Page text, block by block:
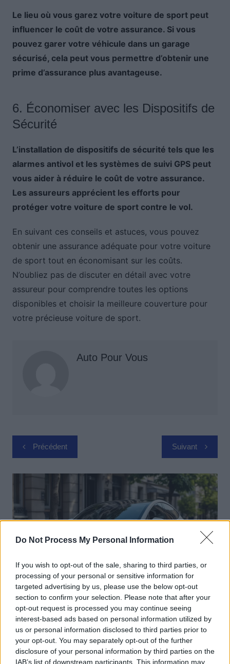
Do Not Process My Personal Information
If you wish to opt-out of the sale, sharing to third parties, or
processing of your personal or sensitive information for
targeted advertising by us, please use the below opt-out
section to confirm your selection. Please note that after your
opt-out request is processed you may continue seeing
interest-based ads based on personal information utilized by
us or personal information disclosed to third parties prior to
your opt-out. You may separately opt-out of the further
disclosure of your personal information by third parties on the
IAB’s list of downstream participants. This information may
Le lieu où vous garez votre voiture de sport peut
influencer le coût de votre assurance. Si vous
pouvez garer votre véhicule dans un garage
sécurisé, cela peut vous permettre d’obtenir une
prime d’assurance plus avantageuse.
6. Économiser avec les Dispositifs de
Sécurité
L’installation de dispositifs de sécurité tels que les
alarmes antivol et les systèmes de suivi GPS peut
vous aider à réduire le coût de votre assurance.
Les assureurs apprécient les efforts pour
protéger votre voiture de sport contre le vol.
En suivant ces conseils et astuces, vous pouvez
obtenir une assurance adéquate pour votre voiture
de sport tout en économisant sur les coûts.
N’oubliez pas de discuter en détail avec votre
assureur pour comprendre toutes les options
disponibles et choisir la meilleure couverture pour
votre précieuse voiture de sport.
Auto Pour Vous
Navigation
de
l’article
Précédent Suivant
Actus Info
Elon Musk nuirait gravement à Tesla
selon une étude européenne
Auto Pour Vous